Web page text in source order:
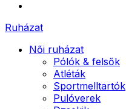
Ruházat
Női ruházat
Pólók & felsők
Atléták
Sportmelltartók
Pulóverek